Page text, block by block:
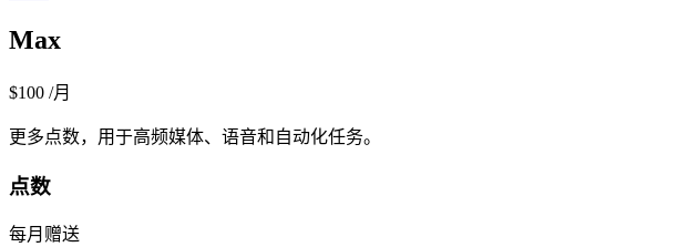
Max
$100 /月
更多点数，用于高频媒体、语音和自动化任务。
点数
每月赠送